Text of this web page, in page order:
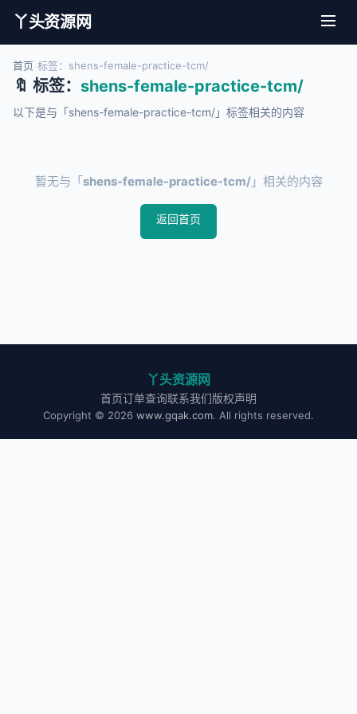
丫头资源网
首页 标签：shens-female-practice-tcm/
🔖 标签： shens-female-practice-tcm/
以下是与「shens-female-practice-tcm/」标签相关的内容
暂无与「shens-female-practice-tcm/」相关的内容
返回首页
丫头资源网
首页订单查询联系我们版权声明
Copyright © 2026 www.gqak.com. All rights reserved.